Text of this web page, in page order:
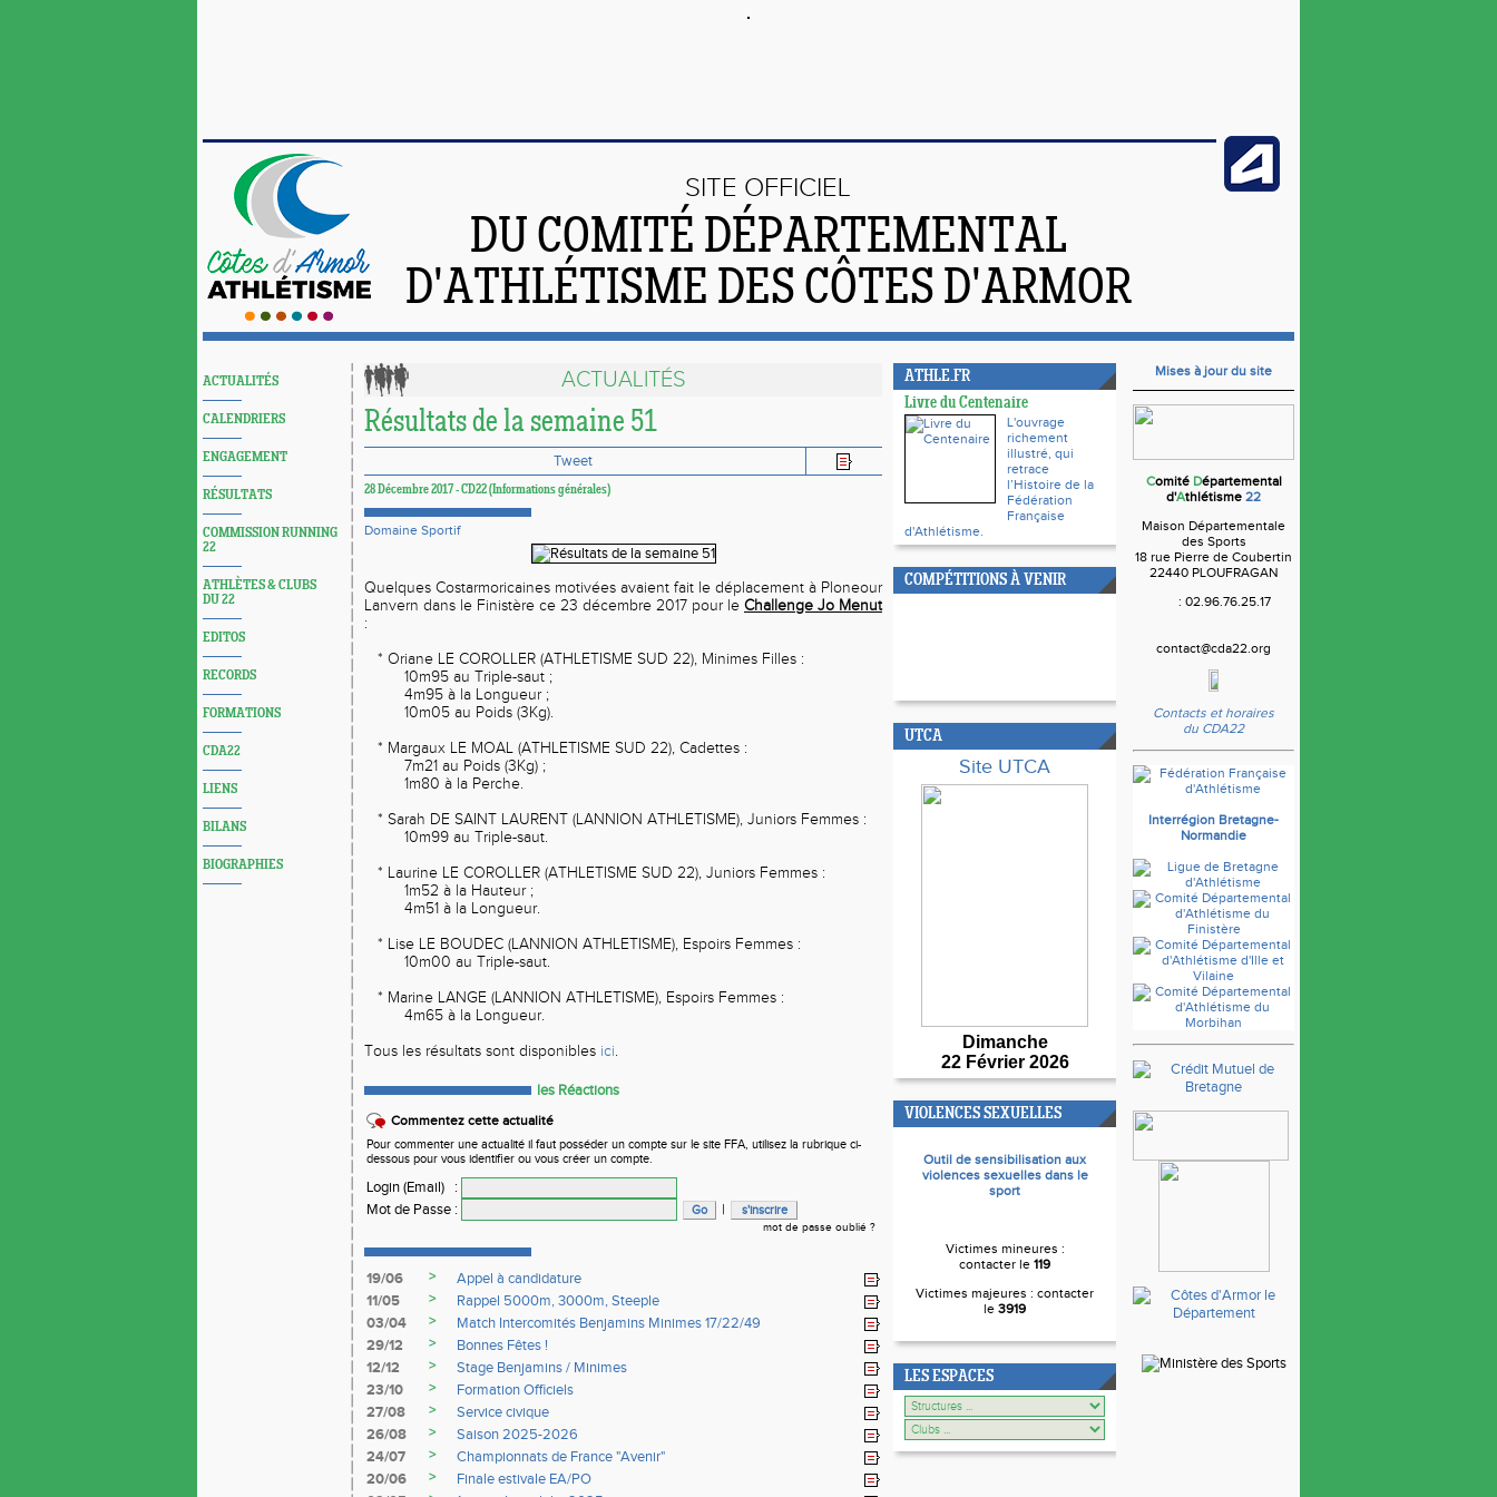
SITE OFFICIEL
DU COMITÉ DÉPARTEMENTAL
D'ATHLÉTISME DES CÔTES D'ARMOR
ACTUALITÉS
CALENDRIERS
ENGAGEMENT
RÉSULTATS
COMMISSION RUNNING
22
ATHLÈTES & CLUBS
DU 22
EDITOS
RECORDS
FORMATIONS
CDA22
LIENS
BILANS
BIOGRAPHIES
ACTUALITÉS
Résultats de la semaine 51
Tweet
28 Décembre 2017 - CD22 (Informations générales)
Domaine Sportif
Quelques Costarmoricaines motivées avaient fait le déplacement à Ploneour
Lanvern dans le Finistère ce 23 décembre 2017 pour le Challenge Jo Menut
:
* Oriane LE COROLLER (ATHLETISME SUD 22), Minimes Filles :
10m95 au Triple-saut ;
4m95 à la Longueur ;
10m05 au Poids (3Kg).
* Margaux LE MOAL (ATHLETISME SUD 22), Cadettes :
7m21 au Poids (3Kg) ;
1m80 à la Perche.
* Sarah DE SAINT LAURENT (LANNION ATHLETISME), Juniors Femmes :
10m99 au Triple-saut.
* Laurine LE COROLLER (ATHLETISME SUD 22), Juniors Femmes :
1m52 à la Hauteur ;
4m51 à la Longueur.
* Lise LE BOUDEC (LANNION ATHLETISME), Espoirs Femmes :
10m00 au Triple-saut.
* Marine LANGE (LANNION ATHLETISME), Espoirs Femmes :
4m65 à la Longueur.
Tous les résultats sont disponibles ici.
les Réactions
Commentez cette actualité
Pour commenter une actualité il faut posséder un compte sur le site FFA, utilisez la rubrique ci-
dessous pour vous identifier ou vous créer un compte.
Login (Email)
:
Mot de Passe : |
mot de passe oublié ?
19/06 >
Appel à candidature
11/05
>
Rappel 5000m, 3000m, Steeple
03/04
>
Match Intercomités Benjamins Minimes 17/22/49
29/12
>
Bonnes Fêtes !
12/12
>
Stage Benjamins / Minimes
23/10
>
Formation Officiels
27/08
>
Service civique
26/08
>
Saison 2025-2026
24/07
>
Championnats de France "Avenir"
20/06
>
Finale estivale EA/PO
ATHLE.FR
Livre du Centenaire
L'ouvrage
richement
illustré, qui
retrace
l’Histoire de la
Fédération
Française
d'Athlétisme.
COMPÉTITIONS À VENIR
UTCA
Site UTCA
Dimanche
22 Février 2026
VIOLENCES SEXUELLES
Outil de sensibilisation aux
violences sexuelles dans le
sport
Victimes mineures :
contacter le 119
Victimes majeures : contacter
le 3919
LES ESPACES
Mises à jour du site
Comité Départemental
d'Athlétisme 22
Maison Départementale
des Sports
18 rue Pierre de Coubertin
22440 PLOUFRAGAN
: 02.96.76.25.17
contact@cda22.org
Contacts et horaires
du CDA22
Interrégion Bretagne-
Normandie